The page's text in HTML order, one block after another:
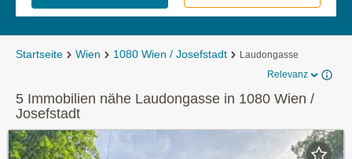
Startseite Wien 1080 Wien / Josefstadt
Laudongasse
Relevanz
5 Immobilien nähe Laudongasse in 1080 Wien /
Josefstadt